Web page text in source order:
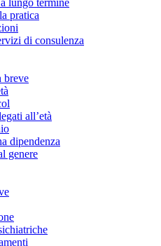
lungo termine
pratica
di consulenza
breve
all’età
dipendenza
genere